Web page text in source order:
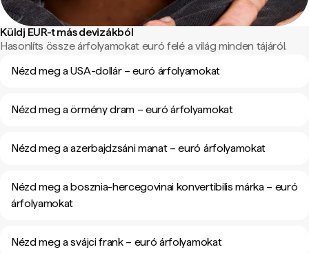
Küldj EUR-t más devizákból
Hasonlíts össze árfolyamokat euró felé a világ minden tájáról.
Nézd meg a USA-dollár – euró árfolyamokat
Nézd meg a örmény dram – euró árfolyamokat
Nézd meg a azerbajdzsáni manat – euró árfolyamokat
Nézd meg a bosznia-hercegovinai konvertibilis márka – euró
árfolyamokat
Nézd meg a svájci frank – euró árfolyamokat